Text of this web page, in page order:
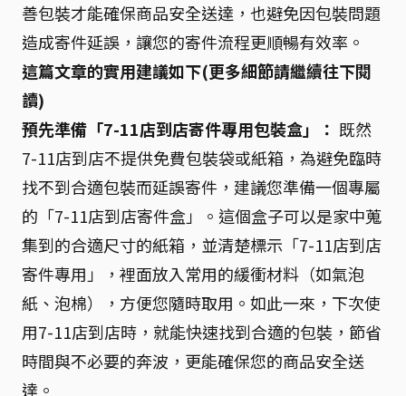
善包裝才能確保商品安全送達，也避免因包裝問題
造成寄件延誤，讓您的寄件流程更順暢有效率。
這篇文章的實用建議如下(更多細節請繼續往下閱
讀)
預先準備「7-11店到店寄件專用包裝盒」： 既然
7-11店到店不提供免費包裝袋或紙箱，為避免臨時
找不到合適包裝而延誤寄件，建議您準備一個專屬
的「7-11店到店寄件盒」。這個盒子可以是家中蒐
集到的合適尺寸的紙箱，並清楚標示「7-11店到店
寄件專用」，裡面放入常用的緩衝材料（如氣泡
紙、泡棉），方便您隨時取用。如此一來，下次使
用7-11店到店時，就能快速找到合適的包裝，節省
時間與不必要的奔波，更能確保您的商品安全送
達。